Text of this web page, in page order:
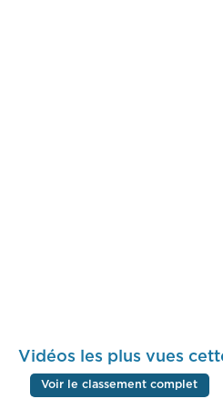
Vidéos les plus vues
Voir le classement complet